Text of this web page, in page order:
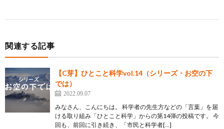
関連する記事
【C芽】ひとこと科学vol.14（シリーズ・お空の下
では）
2022.09.07
みなさん、こんにちは。 科学者の先生方などの「言葉」を届
ける取り組み「ひとこと科学」からの第14弾の投稿です。 今
回も、前回に引き続き、「市民と科学者[…]